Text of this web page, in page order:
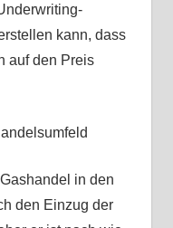
kann, dass
auf den Preis
in den
den Einzug der